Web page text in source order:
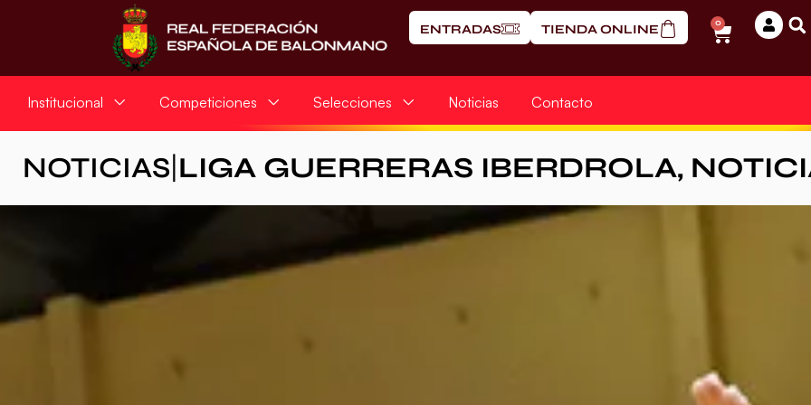
ENTRADAS TIENDA ONLINE 0
Institucional Competiciones Selecciones Noticias Contacto
NOTICIAS LIGA GUERRERAS IBERDROLA,